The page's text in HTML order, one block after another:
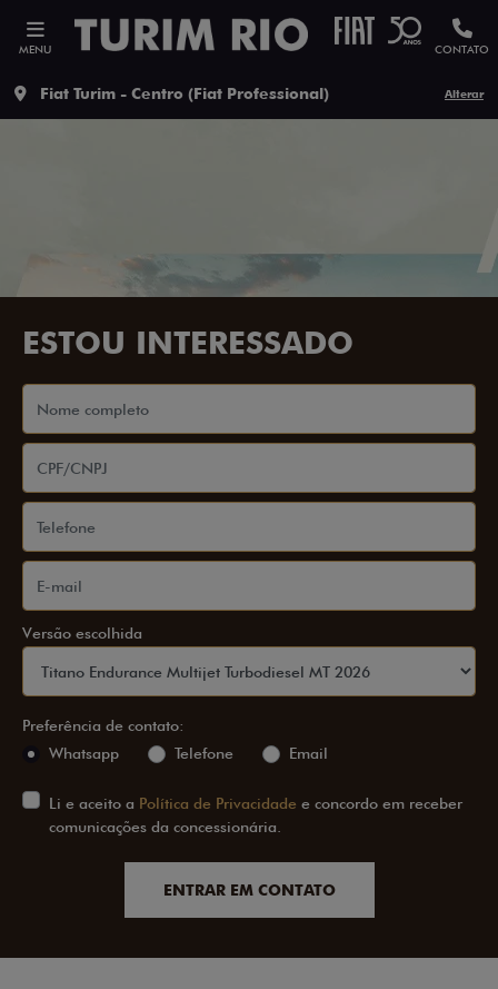
MENU CONTATO
Fiat Turim - Centro (Fiat Professional) Alterar
ESTOU INTERESSADO
Versão escolhida
Preferência de contato:
Whatsapp
Telefone Email
Li e aceito a Política de Privacidade e concordo em receber
comunicações da concessionária.
ENTRAR EM CONTATO